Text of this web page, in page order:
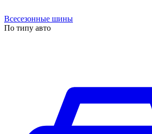
Всесезонные шины
По типу авто